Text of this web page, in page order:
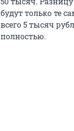
будут только те
всего5 тысяч
полностью.